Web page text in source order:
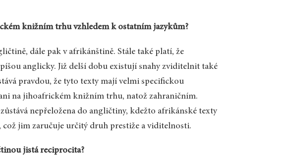
knižním trhu vzhledem k ostatním jazykům?
dále pak v afrikánštině. Stále také platí, že
anglicky. Již delší dobu existují snahy zviditelnit také
pravdou, že tyto texty mají velmi specifickou
na jihoafrickém knižním trhu, natož zahraničním.
nepřeložena do angličtiny, kdežto afrikánské texty
jim zaručuje určitý druh prestiže a viditelnosti.
jistá reciprocita?